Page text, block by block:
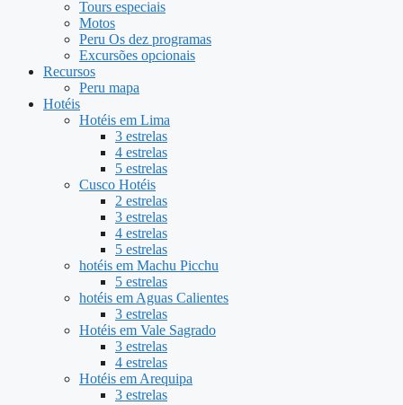
Tours especiais
Motos
Peru Os dez programas
Excursões opcionais
Recursos
Peru mapa
Hotéis
Hotéis em Lima
3 estrelas
4 estrelas
5 estrelas
Cusco Hotéis
2 estrelas
3 estrelas
4 estrelas
5 estrelas
hotéis em Machu Picchu
5 estrelas
hotéis em Aguas Calientes
3 estrelas
Hotéis em Vale Sagrado
3 estrelas
4 estrelas
Hotéis em Arequipa
3 estrelas